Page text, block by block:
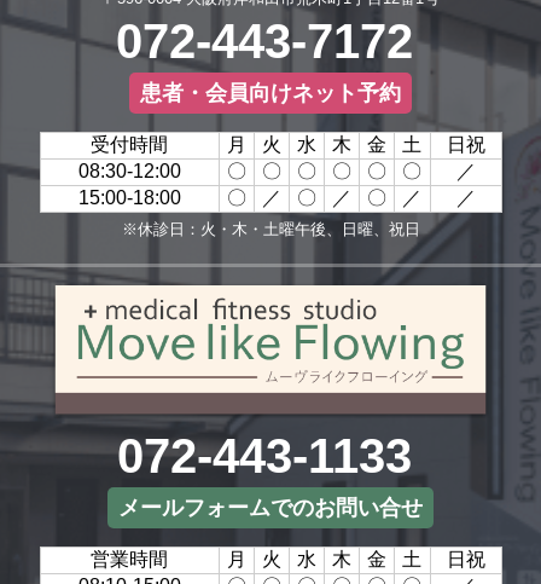
072-443-7172
患者・会員向けネット予約
受付時間 月 火 水 木 金 土
日祝
08:30-12:00
〇 〇 〇 〇 〇 〇
／
15:00-18:00
〇 ／ 〇 ／ 〇 ／ ／
※休診日：火・木・土曜午後、日曜、祝日
072-443-1133
メールフォームでのお問い合せ
営業時間 月 火 水 木 金 土
日祝